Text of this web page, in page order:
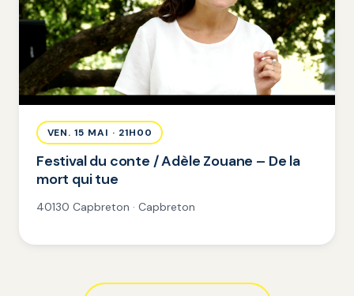
VEN. 15 MAI · 21H00
Festival du conte / Adèle Zouane – De la
mort qui tue
40130 Capbreton · Capbreton